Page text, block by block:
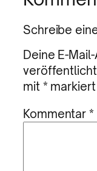
Schreibe
Deine E-
mit * markiert
Kommentar*